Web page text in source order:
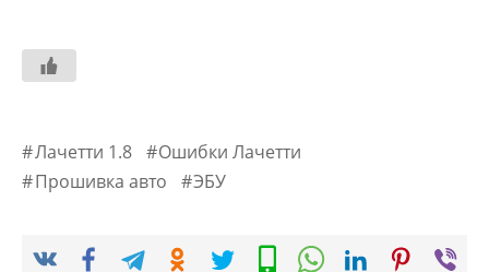
Лачетти 1.8
Ошибки Лачетти
Прошивка авто
ЭБУ